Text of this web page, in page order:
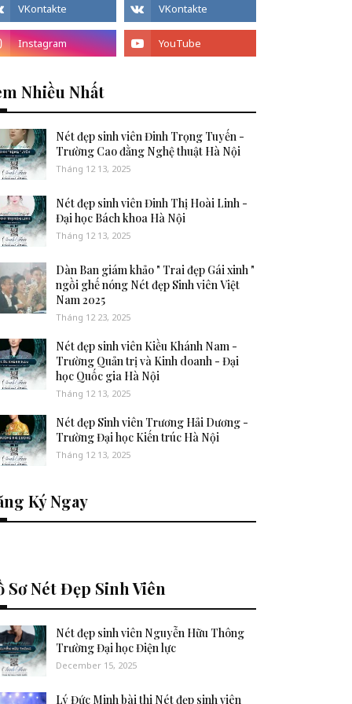
Nhiều Nhất
Nét đẹp sinh viên Đinh Trọng Tuyến -
Trường Cao đằng Nghệ thuật Hà Nội
Tháng 12 13, 2025
Nét đẹp sinh viên Đinh Thị Hoài Linh -
Đại học Bách khoa Hà Nội
Tháng 12 13, 2025
Dàn Ban giám khảo " Trai đẹp Gái xinh "
ngồi ghế nóng Nét đẹp Sinh viên Việt
Nam 2025
Tháng 12 23, 2025
Nét đẹp sinh viên Kiều Khánh Nam -
Trường Quản trị và Kinh doanh - Đại
học Quốc gia Hà Nội
Tháng 12 13, 2025
Nét đẹp Sinh viên Trương Hải Dương -
Trường Đại học Kiến trúc Hà Nội
Tháng 12 13, 2025
Ký Ngay
Sơ Nét Đẹp Sinh Viên
Nét đẹp sinh viên Nguyễn Hữu Thông
Trường Đại học Điện lực
December 15, 2025
Lý Đức Minh bài thi Nét đẹp sinh viên